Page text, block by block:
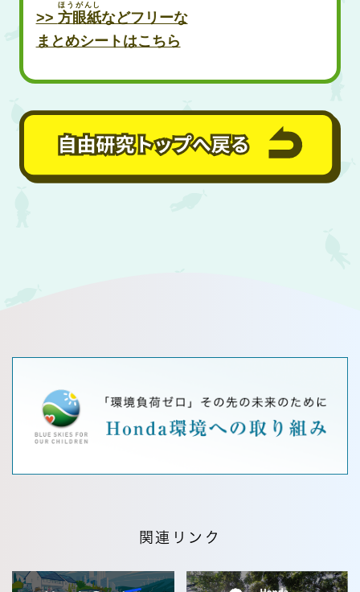
>> 方眼紙
ほうがんし
などフリーな
まとめシートはこちら
関連リンク